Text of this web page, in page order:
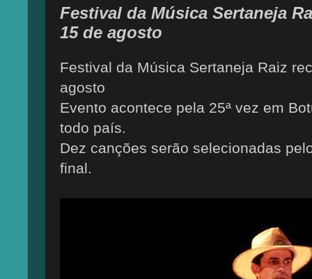
Festival da Música Sertaneja
15 de agosto
Festival da Música Sertaneja Raiz
agosto
Evento acontece pela 25ª vez em
todo país.
Dez canções serão selecionadas
final.